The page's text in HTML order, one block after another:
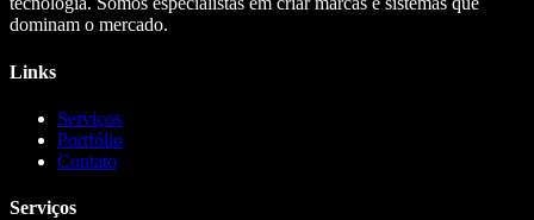
dominam o mercado.
Links
Serviços
Portfólio
Contato
Serviços